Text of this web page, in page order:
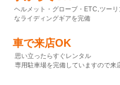
ヘルメット・グローブ・ETC,ツー
なライディングギアを完備
​ 車で来店OK
​思い立ったらすぐレンタル
専用駐車場を完備していますので来